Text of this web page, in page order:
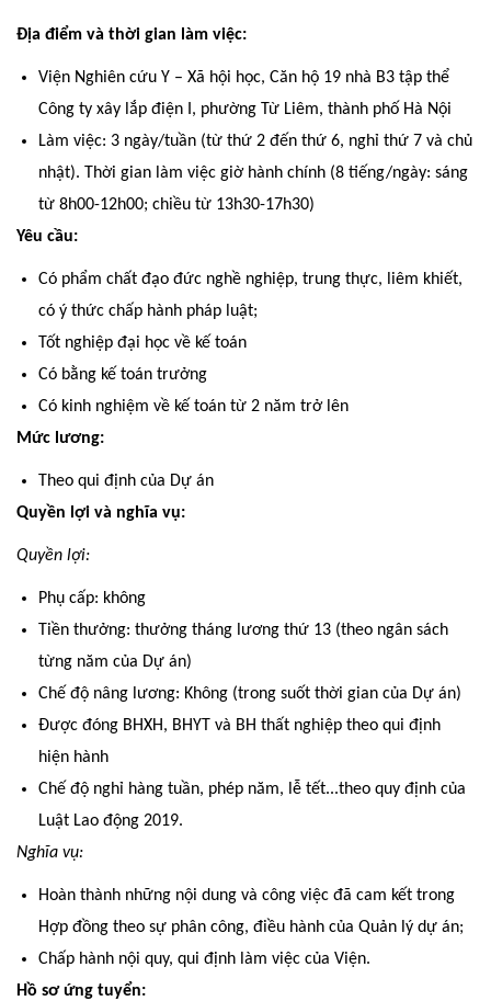
Địa điểm và thời gian làm việc:
Viện Nghiên cứu Y – Xã hội học, Căn hộ 19 nhà B3 tập thể
Công ty xây lắp điện I, phường Từ Liêm, thành phố Hà Nội
Làm việc: 3 ngày/tuần (từ thứ 2 đến thứ 6, nghỉ thứ 7 và chủ
nhật). Thời gian làm việc giờ hành chính (8 tiếng/ngày: sáng
từ 8h00-12h00; chiều từ 13h30-17h30)
Yêu cầu:
Có phẩm chất đạo đức nghề nghiệp, trung thực, liêm khiết,
có ý thức chấp hành pháp luật;
Tốt nghiệp đại học về kế toán
Có bằng kế toán trưởng
Có kinh nghiệm về kế toán từ 2 năm trở lên
Mức lương:
Theo qui định của Dự án
Quyền lợi và nghĩa vụ:
Quyền lợi:
Phụ cấp: không
Tiền thưởng: thưởng tháng lương thứ 13 (theo ngân sách
từng năm của Dự án)
Chế độ nâng lương: Không (trong suốt thời gian của Dự án)
Được đóng BHXH, BHYT và BH thất nghiệp theo qui định
hiện hành
Chế độ nghỉ hàng tuần, phép năm, lễ tết...theo quy định của
Luật Lao động 2019.
Nghĩa vụ:
Hoàn thành những nội dung và công việc đã cam kết trong
Hợp đồng theo sự phân công, điều hành của Quản lý dự án;
Chấp hành nội quy, qui định làm việc của Viện.
Hồ sơ ứng tuyển: